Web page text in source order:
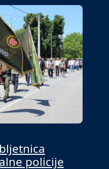
policije